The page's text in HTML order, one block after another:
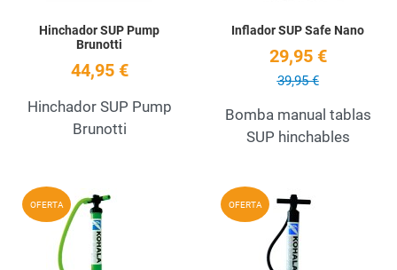
Hinchador SUP Pump
Brunotti
44,95 €
Hinchador SUP Pump
Brunotti
Inflador SUP Safe Nano
29,95 €
39,95 €
Bomba manual tablas
SUP hinchables
OFERTA Add to Wishlist
OFERTA